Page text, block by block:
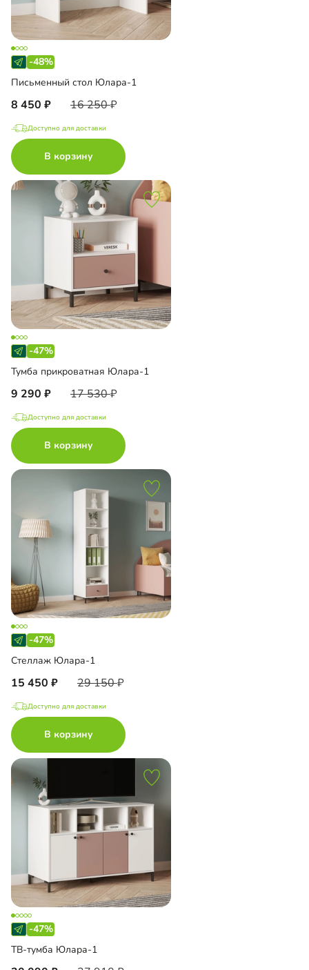
-48%
Письменный стол Юлара-1
8 450 16 250
Доступно для доставки
В корзину
-47%
Тумба прикроватная Юлара-1
9 290 17 530
Доступно для доставки
В корзину
-47%
Стеллаж Юлара-1
15 450 29 150
Доступно для доставки
В корзину
-47%
ТВ-тумба Юлара-1